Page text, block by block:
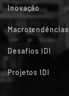
Inovação
Macrotendências
Desafios IDI
Projetos IDI